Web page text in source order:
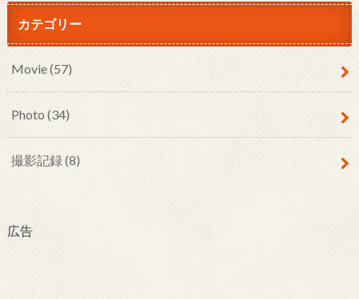
カテゴリー
Movie(57)
Photo (34)
撮影記録(8)
広告